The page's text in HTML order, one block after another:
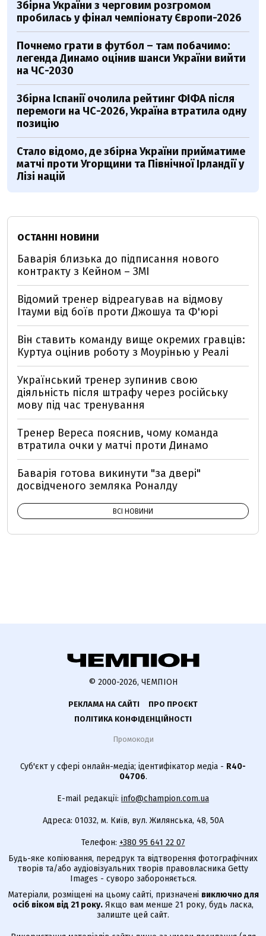
Збірна України з черговим розгромом
пробилась у фінал чемпіонату Європи-2026
Почнемо грати в футбол – там побачимо:
легенда Динамо оцінив шанси України вийти
на ЧС-2030
Збірна Іспанії очолила рейтинг ФІФА після
перемоги на ЧС-2026, Україна втратила одну
позицію
Стало відомо, де збірна України прийматиме
матчі проти Угорщини та Північної Ірландії у
Лізі націй
ОСТАННІ НОВИНИ
Баварія близька до підписання нового
контракту з Кейном – ЗМІ
Відомий тренер відреагував на відмову
Ітауми від боїв проти Джошуа та Ф'юрі
Він ставить команду вище окремих гравців:
Куртуа оцінив роботу з Моурінью у Реалі
Український тренер зупинив свою
діяльність після штрафу через російську
мову під час тренування
Тренер Вереса пояснив, чому команда
втратила очки у матчі проти Динамо
Баварія готова викинути "за двері"
досвідченого земляка Роналду
ВСІ НОВИНИ
© 2000-2026, ЧЕМПІОН
РЕКЛАМА НА САЙТІ
ПРО ПРОЄКТ
ПОЛІТИКА КОНФІДЕНЦІЙНОСТІ
Промокоди
Суб'єкт у сфері онлайн-медіа; ідентифікатор медіа - R40-
04706.
E-mail редакції: info@champion.com.ua
Адреса: 01032, м. Київ, вул. Жилянська, 48, 50А
Телефон: +380 95 641 22 07
Будь-яке копіювання, передрук та відтворення фотографічних
творів та/або аудіовізуальних творів правовласника Getty
Images - суворо забороняється.
Матеріали, розміщені на цьому сайті, призначені виключно для
осіб віком від 21 року. Якщо вам менше 21 року, будь ласка,
залиште цей сайт.